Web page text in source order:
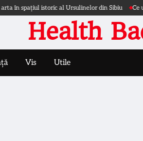
istoric al Ursulinelor din Sibiu Ce
Health
Vis Utile